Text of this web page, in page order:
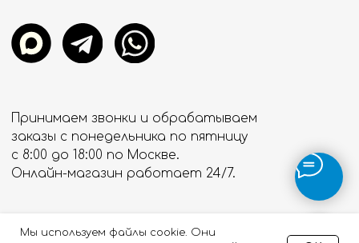
Мы используем файлы cookie. Они